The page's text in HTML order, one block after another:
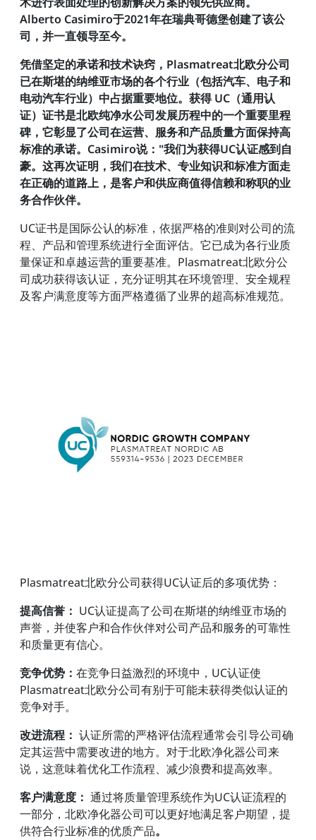
Alberto Casimiro于2021年在瑞典哥德堡创建了该公
司，并一直领导至今。
凭借坚定的承诺和技术诀窍，Plasmatreat北欧分公司
已在斯堪的纳维亚市场的各个行业（包括汽车、电子和
电动汽车行业）中占据重要地位。获得 UC（通用认
证）证书是北欧纯净水公司发展历程中的一个重要里程
碑，它彰显了公司在运营、服务和产品质量方面保持高
标准的承诺。Casimiro说："我们为获得UC认证感到自
豪。这再次证明，我们在技术、专业知识和标准方面走
在正确的道路上，是客户和供应商值得信赖和称职的业
务合作伙伴。
UC证书是国际公认的标准，依据严格的准则对公司的流
程、产品和管理系统进行全面评估。它已成为各行业质
量保证和卓越运营的重要基准。Plasmatreat北欧分公
司成功获得该认证，充分证明其在环境管理、安全规程
及客户满意度等方面严格遵循了业界的超高标准规范。
Plasmatreat北欧分公司获得UC认证后的多项优势：
提高信誉： UC认证提高了公司在斯堪的纳维亚市场的
声誉，并使客户和合作伙伴对公司产品和服务的可靠性
和质量更有信心。
竞争优势： 在竞争日益激烈的环境中，UC认证使
Plasmatreat北欧分公司有别于可能未获得类似认证的
竞争对手。
改进流程： 认证所需的严格评估流程通常会引导公司确
定其运营中需要改进的地方。对于北欧净化器公司来
说，这意味着优化工作流程、减少浪费和提高效率。
客户满意度： 通过将质量管理系统作为UC认证流程的
一部分，北欧净化器公司可以更好地满足客户期望，提
供符合行业标准的优质产品。